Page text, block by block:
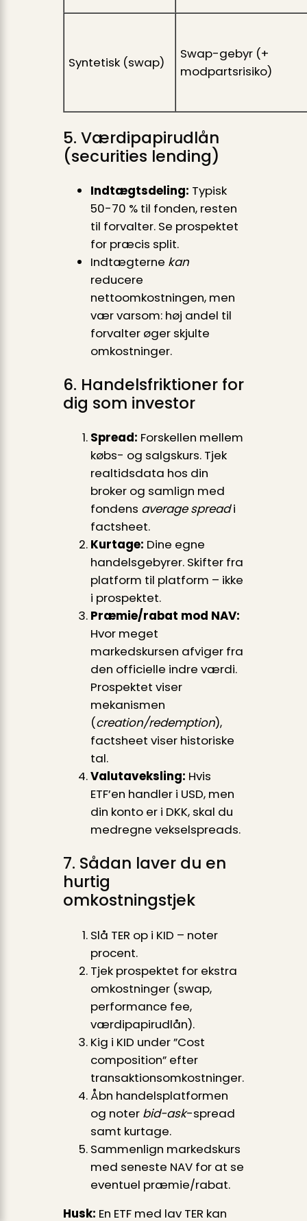
Syntetisk (swap)
Swap-gebyr (+
modpartsrisiko)
5. Værdipapirudlån
(securities lending)
Indtægtsdeling: Typisk
50-70 % til fonden, resten
til forvalter. Se prospektet
for præcis split.
Indtægterne kan
reducere
nettoomkostningen, men
vær varsom: høj andel til
forvalter øger skjulte
omkostninger.
6. Handelsfriktioner for
dig som investor
Spread: Forskellen mellem
købs- og salgskurs. Tjek
realtidsdata hos din
broker og samlign med
fondens average spreadi
factsheet.
Kurtage: Dine egne
handelsgebyrer. Skifter fra
platform til platform – ikke
i prospektet.
Præmie/rabat mod NAV:
Hvor meget
markedskursen afviger fra
den officielle indre værdi.
Prospektet viser
mekanismen
(creation/redemption),
factsheet viser historiske
tal.
Valutaveksling: Hvis
ETF’en handler i USD, men
din konto er i DKK, skal du
medregne vekselspreads.
7. Sådan laver du en
hurtig
omkostningstjek
Slå TER op i KID – noter
procent.
Tjek prospektet for ekstra
omkostninger (swap,
performance fee,
værdipapirudlån).
Kig i KID under ”Cost
composition” efter
transaktionsomkostninger.
Åbn handelsplatformen
og noter bid-ask-spread
samt kurtage.
Sammenlign markedskurs
med seneste NAV for at se
eventuel præmie/rabat.
Husk: En ETF med lav TER kan